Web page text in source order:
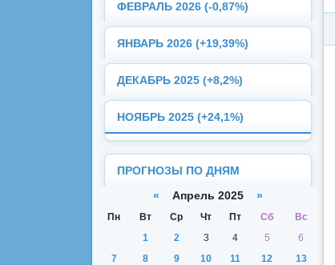
ФЕВРАЛЬ 2026 (-0,87%)
ЯНВАРЬ 2026 (+19,39%)
ДЕКАБРЬ 2025 (+8,2%)
НОЯБРЬ 2025 (+24,1%)
ПРОГНОЗЫ ПО ДНЯМ
« Апрель 2025 »
Пн Вт Ср Чт Пт Сб
Вс
1
2 3 4 5
6
7
8 9 10 11 12
13